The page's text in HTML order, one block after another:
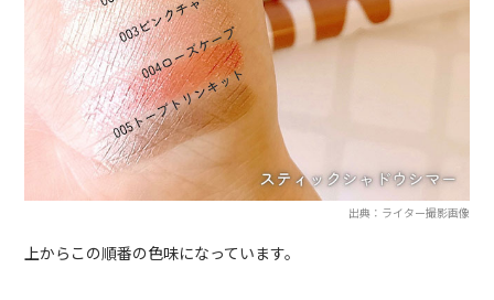
出典：ライター撮影画像
上からこの順番の色味になっています。